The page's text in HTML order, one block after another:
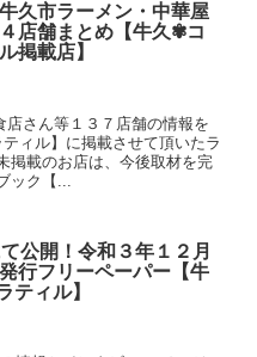
久市ラーメン・中華屋
店舗まとめ【牛久✾コ
掲載店】
さん等１３７店舗の情報を
ィル】に掲載させて頂いたラ
掲載のお店は、今後取材を完
ック【...
公開！令和３年１２月
行フリーペーパー【牛
ティル】